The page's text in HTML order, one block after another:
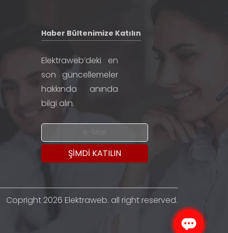
Haber Bültenimize Katılın
Elektraweb’deki en
son güncellemeler
hakkında anında
bilgi alın.
Copright 2026 Elektraweb. all right reserved.